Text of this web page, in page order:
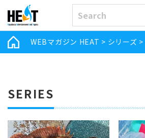
WEBマガジン HEAT > シリーズ >
SERIES